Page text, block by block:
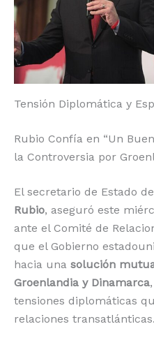
o
k
p
Tensión Diplomática y
Rubio Confía en “Un
la Controversia por
El secretario de Estado
Rubio, aseguró este
ante el Comité de
que el Gobierno
hacia una solución
Groenlandia y Dinamarca
tensiones diplomáticas
relaciones transatlánticas.